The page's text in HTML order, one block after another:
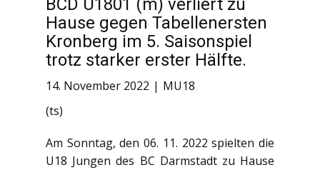
CAMPS
News
Shop
BCD U1801 (m) verliert zu
Hause gegen Tabellenersten
Kronberg im 5. Saisonspiel
trotz starker erster Hälfte.
14. November 2022
MU18
(ts)
Am Sonntag, den 06. 11. 2022 spielten die
U18 Jungen des BC Darmstadt zu Hause